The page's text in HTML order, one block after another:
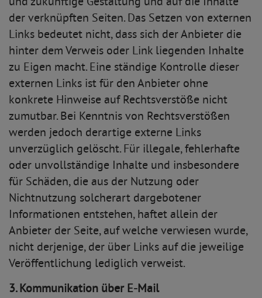
der verknüpften Seiten. Das Setzen von externen
Links bedeutet nicht, dass sich der Anbieter die
hinter dem Verweis oder Link liegenden Inhalte
zu Eigen macht. Eine ständige Kontrolle dieser
externen Links ist für den Anbieter ohne
konkrete Hinweise auf Rechtsverstöße nicht
zumutbar. Bei Kenntnis von Rechtsverstößen
werden jedoch derartige externe Links
unverzüglich gelöscht. Für illegale, fehlerhafte
oder unvollständige Inhalte und insbesondere
für Schäden, die aus der Nutzung oder
Nichtnutzung solcherart dargebotener
Informationen entstehen, haftet allein der
Anbieter der Seite, auf welche verwiesen wurde,
nicht derjenige, der über Links auf die jeweilige
Veröffentlichung lediglich verweist.
3. Kommunikation über E-Mail